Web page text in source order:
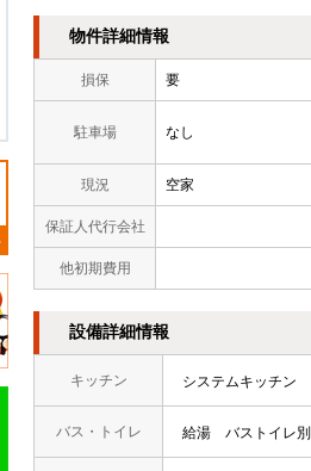
物件詳細情報
損保 要
駐車場 なし
現況 空家
保証人代行会社
他初期費用
設備詳細情報
キッチン システムキッチン
バス・トイレ 給湯 バストイレ別